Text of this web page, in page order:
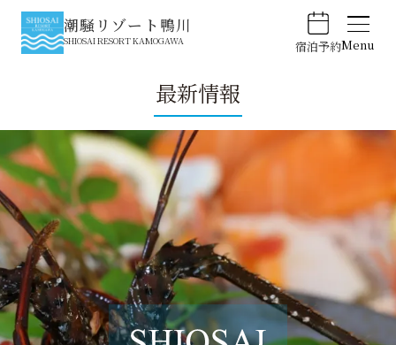
潮騒リゾート鴨川
SHIOSAI RESORT KAMOGAWA 宿泊予約Menu
最新情報